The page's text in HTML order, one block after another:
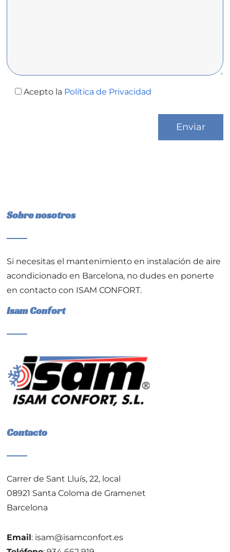
Acepto la Política de Privacidad
Sobre nosotros
Si necesitas el mantenimiento en instalación de aire
acondicionado en Barcelona, no dudes en ponerte
en contacto con ISAM CONFORT.
Isam Confort
Contacto
Carrer de Sant Lluís, 22, local
08921 Santa Coloma de Gramenet
Barcelona
Email: isam@isamconfort.es